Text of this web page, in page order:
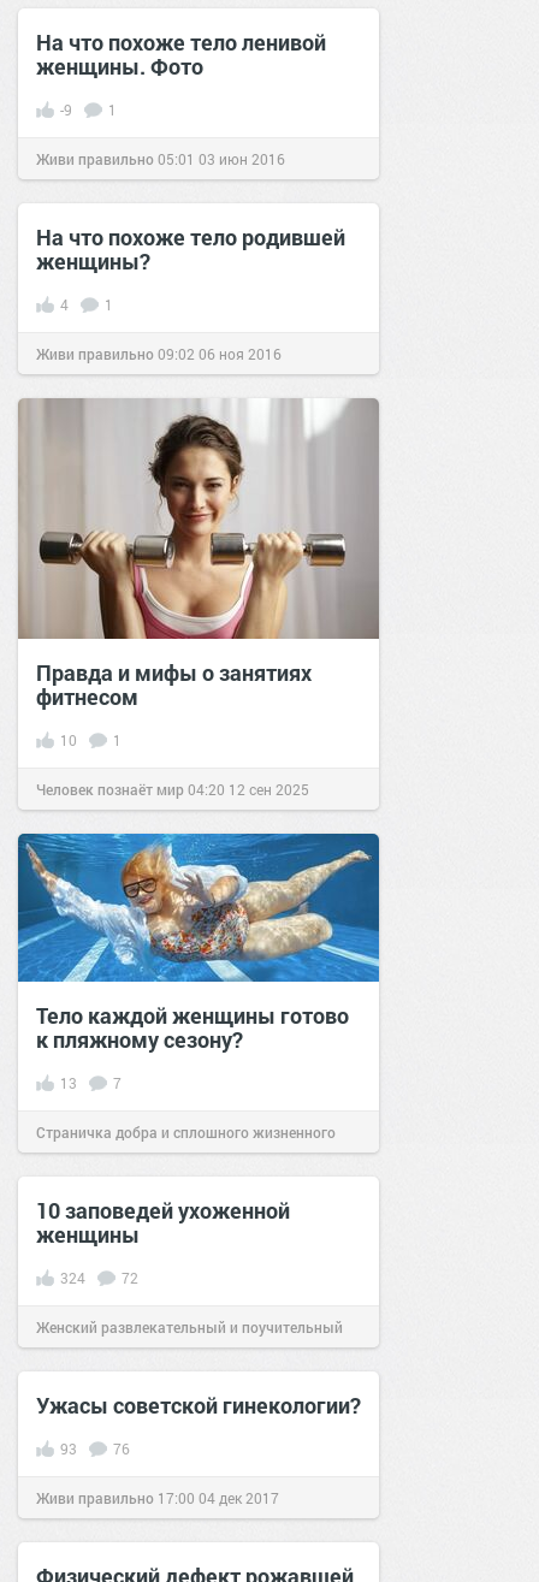
На что похоже тело ленивой
женщины. Фото
-9 1
Живи правильно05:01 03 июн 2016
На что похоже тело родившей
женщины?
4 1
Живи правильно09:02 06 ноя 2016
Правда и мифы о занятиях
фитнесом
10 1
Человек познаёт мир04:20 12 сен 2025
Тело каждой женщины готово
к пляжному сезону?
13 7
Страничка добра и сплошного жизненного
позитива! 09:28 29 июл 2022
10 заповедей ухоженной
женщины
324 72
Женский развлекательный и поучительный
сайт. 13:0527 окт 2019
Ужасы советской гинекологии?
93 76
Живи правильно 17:00 04 дек 2017
Физический дефект рожавшей